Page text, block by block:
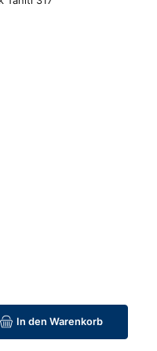
ein oder benutze die
In den Warenkorb